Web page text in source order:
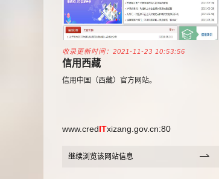
收录更新时间：2021-11-23 10:53:56
信用西藏
信用中国（西藏）官方网站。
www.credITxizang.gov.cn:80
继续浏览该网站信息